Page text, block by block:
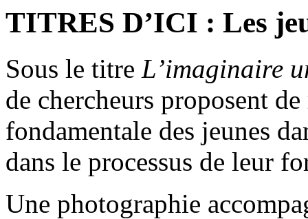
TITRES D’ICI : Les
Sous le titre L’imaginaire
de chercheurs proposent
fondamentale des jeunes
dans le processus de leur
Une photographie